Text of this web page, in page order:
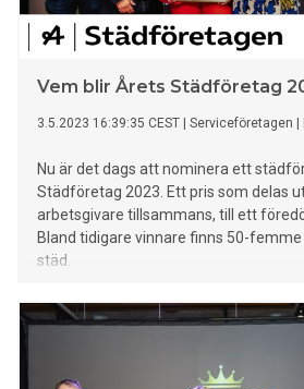
Vem blir Årets Städföretag
3.5.2023 16:39:35 CEST Serviceföretagen
Nu är det dags att nominera ett
Städföretag 2023. Ett pris som delas
arbetsgivare tillsammans, till ett
Bland tidigare vinnare finns 50-
städ.